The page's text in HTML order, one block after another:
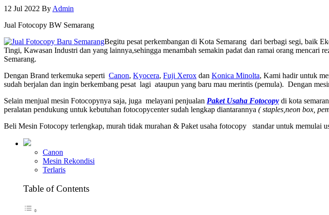
12 Jul 2022 By Admin
Jual Fotocopy BW Semarang
Begitu pesat perkembangan di Kota Semarang dari berbagi segi, baik
Tingi, Kawasan Industri dan yang lainnya,sehingga menambah semakin padat dan ramai orang
Semarang.
Dengan Brand terkemuka seperti Canon, Kyocera, Fuji Xerox dan Konica Minolta, Kami hadir untuk
sudah berjalan dan ingin berkembang pesat lagi ataupun yang baru mau merintis (pemula). Dengan
Selain menjual mesin Fotocopynya saja, juga melayani penjualan Paket Usaha Fotocopy di kota
peralatan pendukung untuk kebutuhan fotocopycenter sudah lengkap diantarannya ( staples,neon box,
Beli Mesin Fotocopy terlengkap, murah tidak murahan & Paket usaha fotocopy standar untuk memulai
Canon
Mesin Rekondisi
Terlaris
Table of Contents